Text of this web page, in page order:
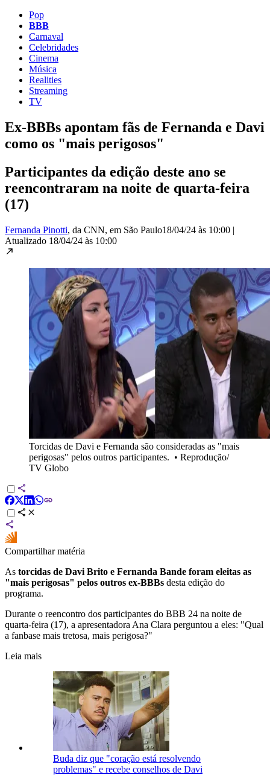
Pop
BBB
Carnaval
Celebridades
Cinema
Música
Realities
Streaming
TV
Ex-BBBs apontam fãs de Fernanda e Davi
como os "mais perigosos"
Participantes da edição deste ano se
reencontraram na noite de quarta-feira
(17)
Fernanda Pinotti, da CNN, em São Paulo18/04/24 às 10:00 |
Atualizado 18/04/24 às 10:00
Torcidas de Davi e Fernanda são consideradas as "mais
perigosas" pelos outros participantes. • Reprodução/
TV Globo
Compartilhar matéria
As torcidas de Davi Brito e Fernanda Bande foram eleitas as
"mais perigosas" pelos outros ex-BBBs desta edição do
programa.
Durante o reencontro dos participantes do BBB 24 na noite de
quarta-feira (17), a apresentadora Ana Clara perguntou a eles: "Qual
a fanbase mais tretosa, mais perigosa?"
Leia mais
Buda diz que "coração está resolvendo
problemas" e recebe conselhos de Davi